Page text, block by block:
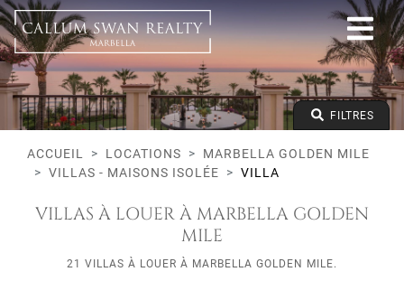
Tous les modes de vie
Marbella Golden Mile
Toutes les zones
Tous les types
Prix à partir de
Prix jusqu'à
Lits minimums FILTRES
ACCUEIL LOCATIONS
MARBELLA GOLDEN MILE
VILLAS - MAISONS ISOLÉE
VILLA
VILLAS À LOUER À MARBELLA GOLDEN
MILE
21 VILLAS À LOUER À MARBELLA GOLDEN MILE.